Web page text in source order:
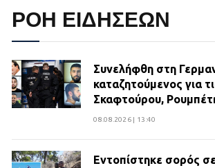
ΡΟΗ ΕΙΔΗΣΕΩΝ
Συνελήφθη στη
καταζητούμενος για
Σκαφτούρου,
08.08.2026 | 13:40
Εντοπίστηκε σορός σε